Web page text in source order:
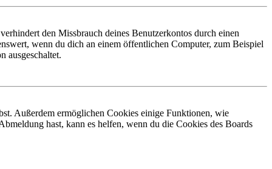
den Missbrauch deines Benutzerkontos durch einen
wenn du dich an einem öffentlichen Computer, zum Beispiel
ausgeschaltet.
Außerdem ermöglichen Cookies einige Funktionen, wie
hast, kann es helfen, wenn du die Cookies des Boards